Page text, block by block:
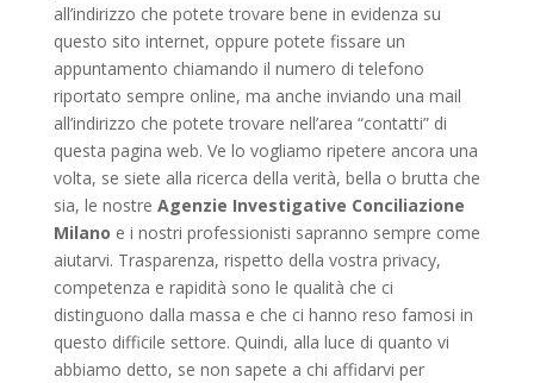
all’indirizzo che potete trovare bene in evidenza su
questo sito internet, oppure potete fissare un
appuntamento chiamando il numero di telefono
riportato sempre online, ma anche inviando una mail
all’indirizzo che potete trovare nell’area “contatti” di
questa pagina web. Ve lo vogliamo ripetere ancora una
volta, se siete alla ricerca della verità, bella o brutta che
sia, le nostre Agenzie Investigative Conciliazione
Milano e i nostri professionisti sapranno sempre come
aiutarvi. Trasparenza, rispetto della vostra privacy,
competenza e rapidità sono le qualità che ci
distinguono dalla massa e che ci hanno reso famosi in
questo difficile settore. Quindi, alla luce di quanto vi
abbiamo detto, se non sapete a chi affidarvi per